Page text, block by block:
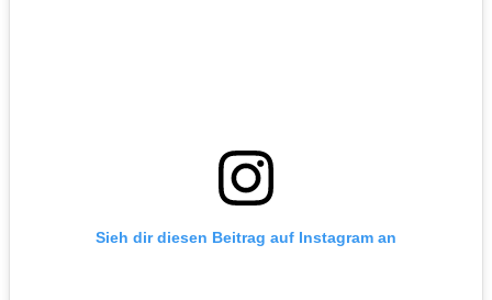
Sieh dir diesen Beitrag auf Instagram an